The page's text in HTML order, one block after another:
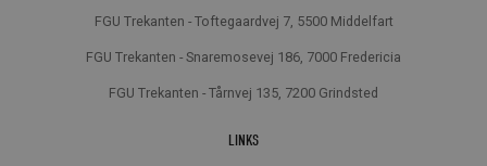
FGU Trekanten - Toftegaardvej 7, 5500 Middelfart
FGU Trekanten - Snaremosevej 186, 7000 Fredericia
FGU Trekanten - Tårnvej 135, 7200 Grindsted
LINKS